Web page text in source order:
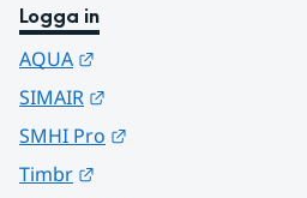
Logga in
AQUA
SIMAIR
SMHI Pro
Timbr